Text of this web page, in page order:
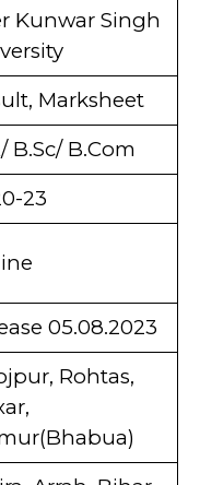
Kunwar Singh
Marksheet
B.Sc/ B.Com
23
05.08.2023
Rohtas,